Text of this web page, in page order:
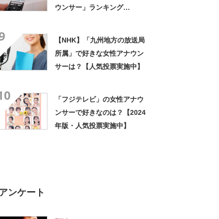
ウンサー」ランキング
【NHK】「九州地方の放送局
所属」で好きな女性アナウン
サーは？【人気投票実施中】
「フジテレビ」の女性アナウ
ンサーで好きなのは？【2024
年版・人気投票実施中】
アンケート